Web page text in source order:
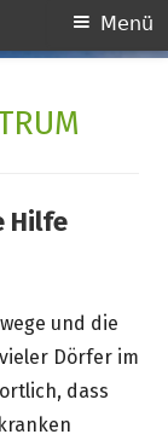
Menü
Hilfe
und die
Dörfer im
dass